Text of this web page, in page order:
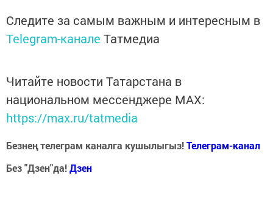
Следите за самым важным и интересным в
Telegram-канале Татмедиа
Читайте новости Татарстана в
национальном мессенджере MАХ:
https://max.ru/tatmedia
Безнең телеграм каналга кушылыгыз!Телеграм-канал
Без "Дзен"да!Дзен